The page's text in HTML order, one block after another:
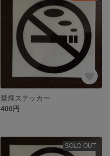
禁煙ステッカー
400円
SOLD OUT